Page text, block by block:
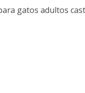
gatos adultos